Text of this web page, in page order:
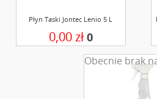
Płyn Taski Jontec Lenio 5 L
0,00 zł 0
Obecnie brak